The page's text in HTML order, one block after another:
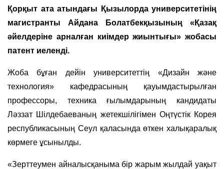
Қорқыт ата атындағы Қызылорда университетінің
магистранты Айдана Болатбекқызының «Қазақ
әйелдеріне арналған киімдер жиынтығы» жобасы
патент иеленді.
Жоба бұған дейін университеттің «Дизайн және
технология» кафедрасының қауымдастырылған
профессоры, техника ғылымдарының кандидаты
Ләззат Шілдебаеваның жетекшілігімен Оңтүстік Корея
республикасының Сеул қаласында өткен халықаралық
көрмеге ұсынылды.
«Зерттеумен айналысқаныма бір жарым жылдай уақыт